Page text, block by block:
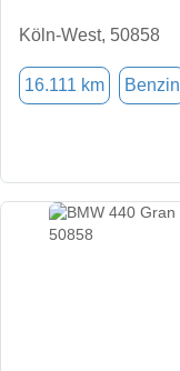
Köln-West, 50858
16.111 km Benzin